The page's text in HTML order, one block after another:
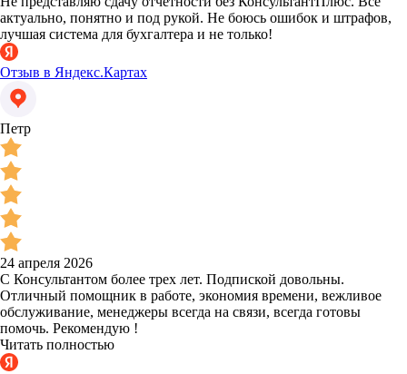
актуально, понятно и под рукой. Не боюсь ошибок и штрафов,
лучшая система для бухгалтера и не только!
Отзыв в Яндекс.Картах
Петр
24 апреля 2026
С Консультантом более трех лет. Подпиской довольны.
Отличный помощник в работе, экономия времени, вежливое
обслуживание, менеджеры всегда на связи, всегда готовы
помочь. Рекомендую !
Читать полностью